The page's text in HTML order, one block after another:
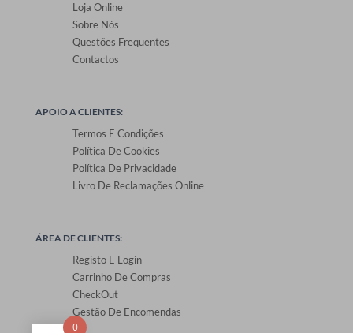
Loja Online
Sobre Nós
Questões Frequentes
Contactos
APOIO A CLIENTES:
Termos E Condições
Política De Cookies
Política De Privacidade
Livro De Reclamações Online
ÁREA DE CLIENTES:
Registo E Login
Carrinho De Compras
CheckOut
Gestão De Encomendas
0